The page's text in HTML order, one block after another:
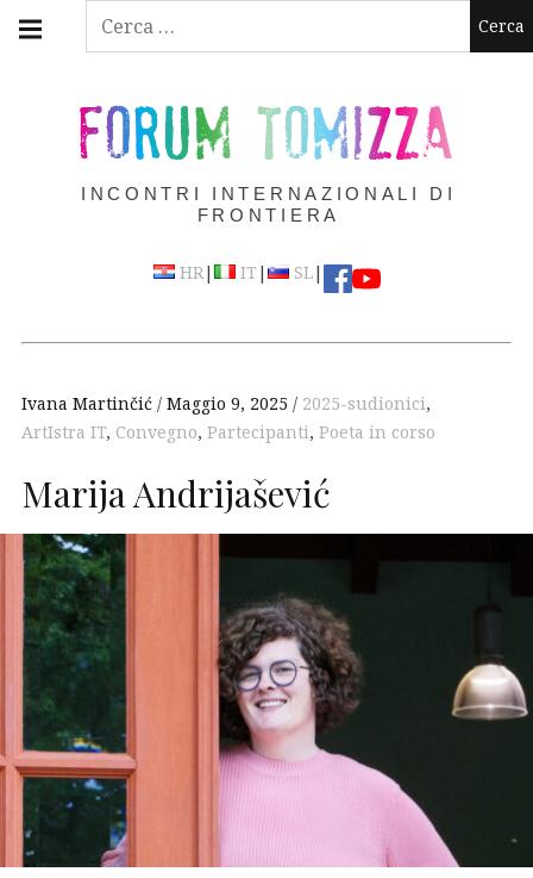
Ricerca
Skip
FORUM TOMIZZA
INCONTRI INTERNAZIONALI DI
FRONTIERA
HR| IT | SL|
navigation
Ivana Martinčić Maggio 9, 2025 2025-sudionici,
ArtIstra IT, Convegno, Partecipanti, Poeta in corso
Marija Andrijašević